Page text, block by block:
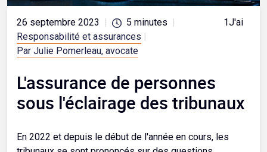
26 septembre 2023 | 5 minutes |
Responsabilité et assurances |
Par Julie Pomerleau, avocate
1J'aime
L'assurance de personnes
sous l'éclairage des tribunaux
En 2022 et depuis le début de l'année en cours, les